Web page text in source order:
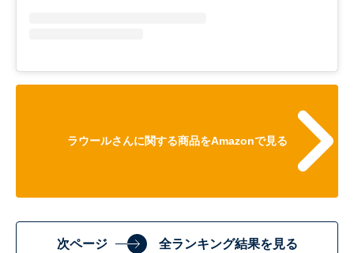
ラウールさんに関する商品をAmazonで見る
次ページ 全ランキング結果を見る